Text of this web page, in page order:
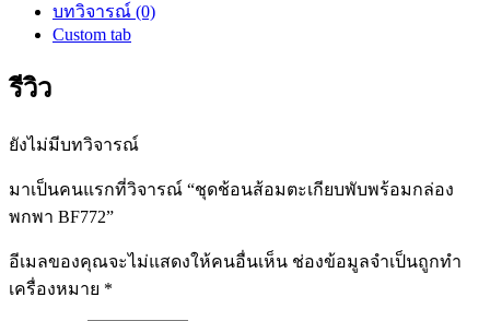
บทวิจารณ์ (0)
Custom tab
รีวิว
ยังไม่มีบทวิจารณ์
มาเป็นคนแรกที่วิจารณ์ “ชุดช้อนส้อมตะเกียบพับพร้อมกล่อง
พกพา BF772”
อีเมลของคุณจะไม่แสดงให้คนอื่นเห็น ช่องข้อมูลจำเป็นถูกทำ
เครื่องหมาย *